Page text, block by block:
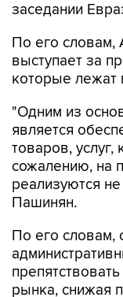
По его словам,
которые
"Одним из
товаров, услуг,
сожалению, на
реализуются
Пашинян.
По его словам,
рынка, снижая
ведения